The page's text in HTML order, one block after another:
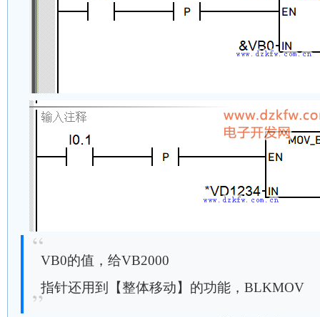
VB0的值，给VB2000
指针还用到【整体移动】的功能，BLKMOV